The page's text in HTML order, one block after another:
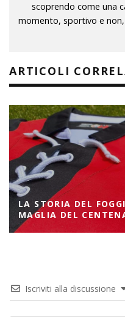
scoprendo come una
momento, sportivo e
ARTICOLI
LA STORIA DEL
MAGLIA DEL
Iscriviti alla discussione